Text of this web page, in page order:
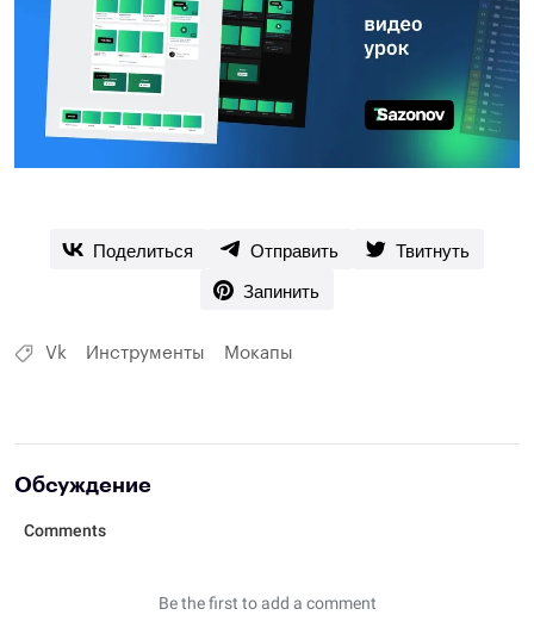
Поделиться Отправить
Твитнуть
Запинить
Vk Инструменты Мокапы
Обсуждение